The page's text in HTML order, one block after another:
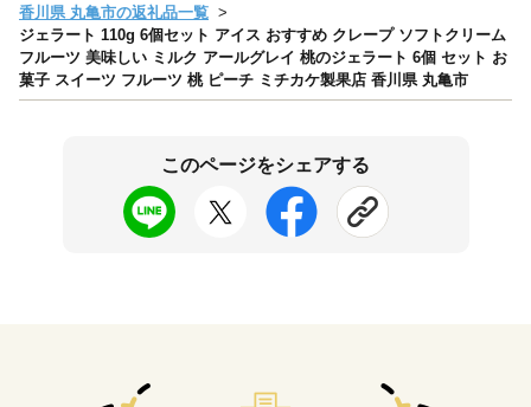
香川県 丸亀市の返礼品一覧
ジェラート 110g 6個セット アイス おすすめ クレープ ソフトクリーム
フルーツ 美味しい ミルク アールグレイ 桃のジェラート 6個 セット お
菓子 スイーツ フルーツ 桃 ピーチ ミチカケ製果店 香川県 丸亀市
このページをシェアする